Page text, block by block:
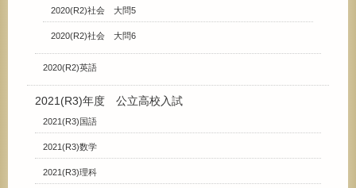
2020(R2)社会 大問5
2020(R2)社会 大問6
2020(R2)英語
2021(R3)年度 公立高校入試
2021(R3)国語
2021(R3)数学
2021(R3)理科